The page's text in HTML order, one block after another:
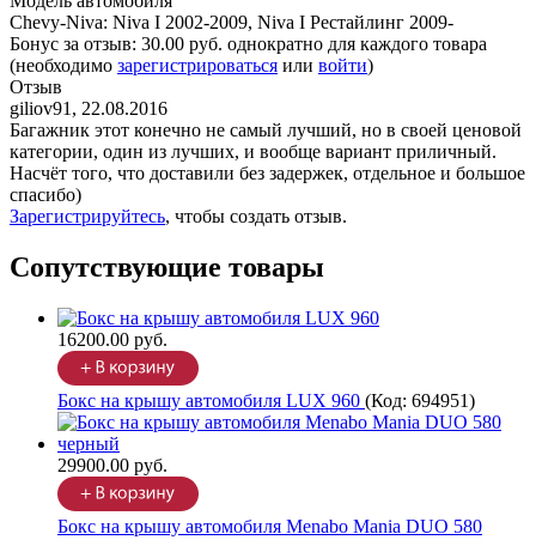
Chevy-Niva: Niva I 2002-2009, Niva I Рестайлинг 2009-
Бонус за отзыв: 30.00 руб. однократно для каждого товара
(необходимо зарегистрироваться или войти)
Отзыв
giliov91, 22.08.2016
Багажник этот конечно не самый лучший, но в своей ценовой
категории, один из лучших, и вообще вариант приличный.
Насчёт того, что доставили без задержек, отдельное и большое
спасибо)
Зарегистрируйтесь, чтобы создать отзыв.
Сопутствующие товары
16200.00 руб.
Бокс на крышу автомобиля LUX 960 (Код: 694951)
29900.00 руб.
Бокс на крышу автомобиля Menabo Mania DUO 580